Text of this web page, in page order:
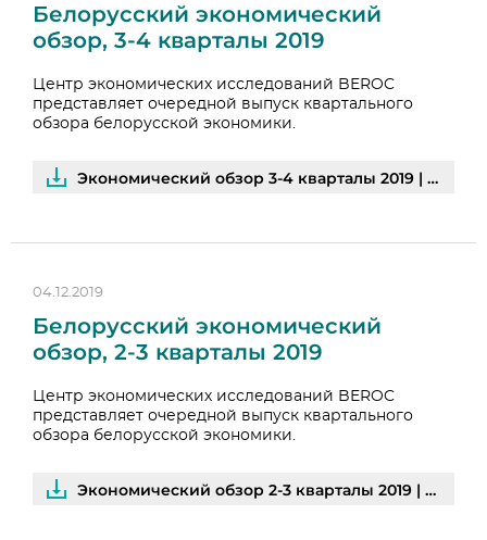
Белорусский экономический
обзор, 3-4 кварталы 2019
Центр экономических исследований BEROC
представляет очередной выпуск квартального
обзора белорусской экономики.
Экономический обзор 3-4 кварталы 2019 | PDF
04.12.2019
Белорусский экономический
обзор, 2-3 кварталы 2019
Центр экономических исследований BEROC
представляет очередной выпуск квартального
обзора белорусской экономики.
Экономический обзор 2-3 кварталы 2019 | PDF